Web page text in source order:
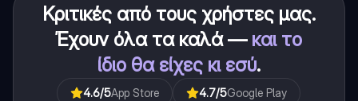
Κριτικές από τους χρήστες μας.
Έχουν όλα τα καλά — και το
ίδιο θα είχες κι εσύ.
4.6/5App Store 4.7/5Google Play